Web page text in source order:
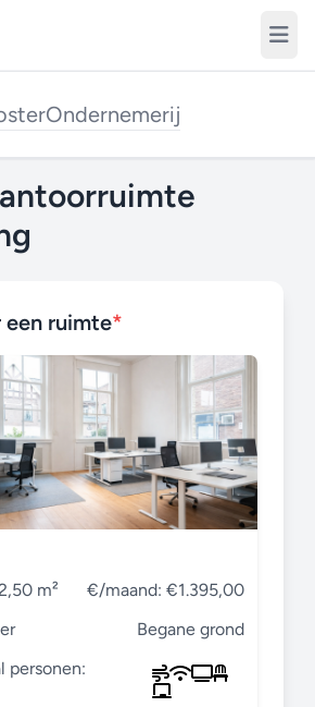
Ondernemerij
een ruimte*
m²
€/maand: €1.395,00
Begane grond
personen: